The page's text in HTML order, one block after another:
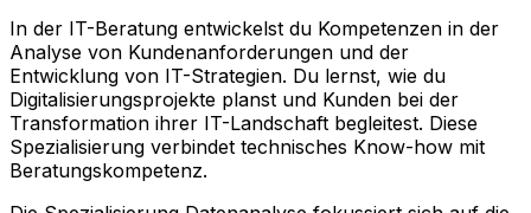
In der IT-Beratung entwickelst du Kompetenzen in der
Analyse von Kundenanforderungen und der
Entwicklung von IT-Strategien. Du lernst, wie du
Digitalisierungsprojekte planst und Kunden bei der
Transformation ihrer IT-Landschaft begleitest. Diese
Spezialisierung verbindet technisches Know-how mit
Beratungskompetenz.